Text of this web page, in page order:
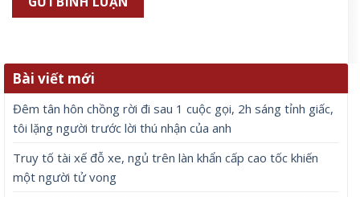
Bài viết mới
Đêm tân hôn chồng rời đi sau 1 cuộc gọi, 2h sáng tỉnh giấc,
tôi lặng người trước lời thú nhận của anh
Truy tố tài xế đỗ xe, ngủ trên làn khẩn cấp cao tốc khiến
một người tử vong